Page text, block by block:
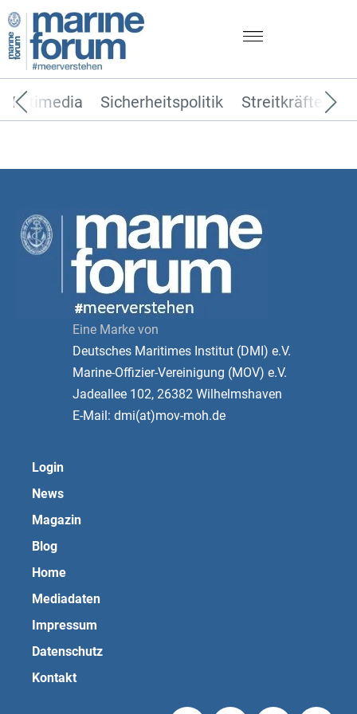
Sicherheitspolitik Streitkräfte
Multimedia
Eine Marke von
Deutsches Maritimes Institut (DMI) e.V.
Marine-Offizier-Vereinigung (MOV) e.V.
Jadeallee 102, 26382 Wilhelmshaven
E-Mail: dmi(at)mov-moh.de
Login
News
Magazin
Blog
Home
Mediadaten
Impressum
Datenschutz
Kontakt